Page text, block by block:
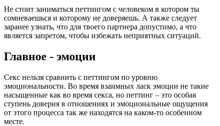
Не стоит заниматься петтингом с человеком в котором ты
сомневаешься и которому не доверяешь. А также следует
заранее узнать, что для твоего партнера допустимо, а что
является запретом, чтобы избежать неприятных ситуаций.
Главное - эмоции
Секс нельзя сравнить с петтингом по уровню
эмоциональности. Во время взаимных ласк эмоции не такие
насыщенные как во время секса, но петтинг – это особая
ступень доверия в отношениях и эмоциональные ощущения
от этого процесса так же находятся на каком-то особенном
месте.